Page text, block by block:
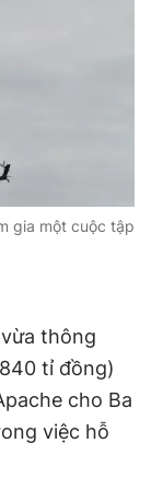
cáo
gia một cuộc tập
thông
tỉ đồng)
cho Ba
việc hỗ